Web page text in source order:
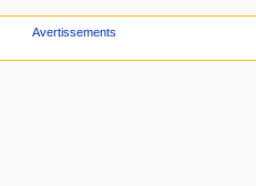
Avertissements